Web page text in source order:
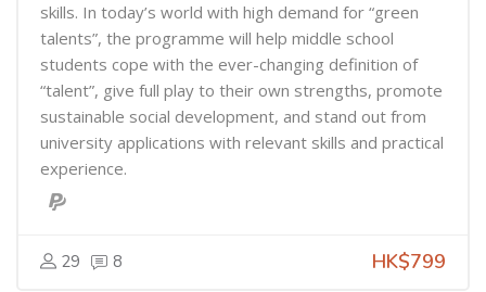
skills. In today’s world with high demand for “green
talents”, the programme will help middle school
students cope with the ever-changing definition of
“talent”, give full play to their own strengths, promote
sustainable social development, and stand out from
university applications with relevant skills and practical
experience.
29 8 HK$799